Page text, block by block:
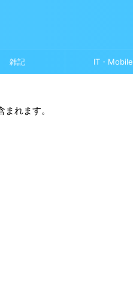
雑記 IT・Mobile
れます。